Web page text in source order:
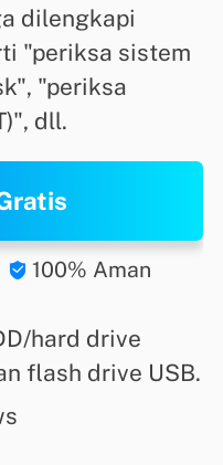
dilengkapi
"periksa sistem
"periksa
dll.
 100% Aman
hard drive
flash drive USB.